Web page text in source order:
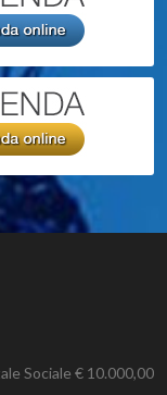
Sociale € 10.000,00